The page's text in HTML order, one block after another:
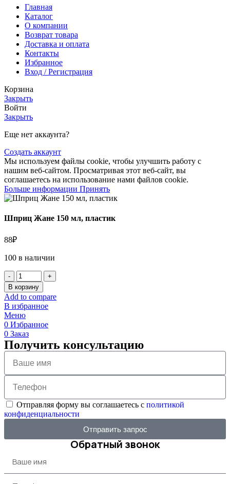
Главная
Каталог
О компании
Возврат товара
Доставка и оплата
Контакты
Избранное
Вход / Регистрация
Корзина
Закрыть
Войти
Закрыть
Еще нет аккаунта?
Создать аккаунт
Мы используем файлы cookie, чтобы улучшить работу с
нашим веб-сайтом. Просматривая этот веб-сайт, вы
соглашаетесь на использование нами файлов cookie.
Больше информации Принять
Шприц Жане 150 мл, пластик
88₽
100 в наличии
В корзину
Add to compare
В избранное
Меню
0 Избранное
0 Заказ
Получить консультацию
Отправляя форму вы соглашаетесь с политикой
конфиденциальности
Отправить запрос
Обратный звонок